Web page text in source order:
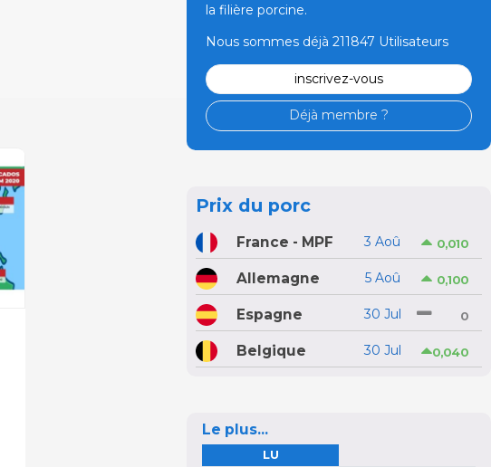
la filière porcine.
Nous sommes déjà 211847 Utilisateurs
inscrivez-vous
Déjà membre ?
Prix du porc
France - MPF 3 Aoû 0,010
Allemagne 5 Aoû 0,100
Espagne 30 Jul 0
Belgique 30 Jul 0,040
Le plus...
LU